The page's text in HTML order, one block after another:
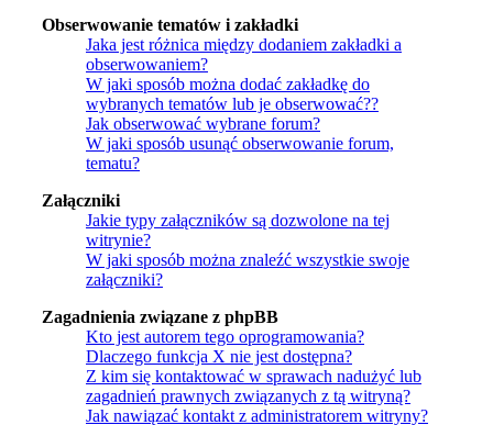
Obserwowanie tematów i zakładki
Jaka jest różnica między dodaniem zakładki a
obserwowaniem?
W jaki sposób można dodać zakładkę do
wybranych tematów lub je obserwować??
Jak obserwować wybrane forum?
W jaki sposób usunąć obserwowanie forum,
tematu?
Załączniki
Jakie typy załączników są dozwolone na tej
witrynie?
W jaki sposób można znaleźć wszystkie swoje
załączniki?
Zagadnienia związane z phpBB
Kto jest autorem tego oprogramowania?
Dlaczego funkcja X nie jest dostępna?
Z kim się kontaktować w sprawach nadużyć lub
zagadnień prawnych związanych z tą witryną?
Jak nawiązać kontakt z administratorem witryny?